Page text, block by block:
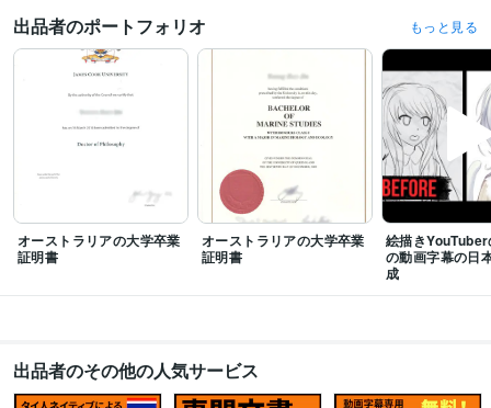
フリーランス日英翻訳家 2010年9月 ~ 現在
プログラミング言語・フレームワーク
ビジネス・クリエイティブツール
Excel:10年Google サイト:15年
Google スプレッドシート:3年
Google ドキュメント:3年PowerPoint:10年Word:10年
Midjourney:1年
Adobe Photoshop:5年 Adobe Premiere Pro:1年Vrew:0年
Adobe Illustrator:5年 Adobe After Effects:5年
Character Animator:0年Adobe Audition:2年OBS Studio:0年
得意分野
ライティング・翻訳
オーストラリア クイーンズランド大学
オーストラリア クイーンズランド大学 2011年4月 ~ 2016年11月
出品者のポートフォリオ もっと見る
オーストラリアの大学卒業
証明書
オーストラリアの大学卒業
証明書
絵描き
の動画字幕の日
成
出品者のその他の人気サービス